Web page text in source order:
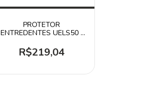
PROTETOR
ENTREDENTES UELS50 /
R$219,04